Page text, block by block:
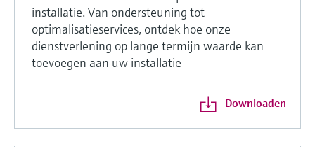
installatie. Van ondersteuning tot
optimalisatieservices, ontdek hoe onze
dienstverlening op lange termijn waarde kan
toevoegen aan uw installatie
Downloaden